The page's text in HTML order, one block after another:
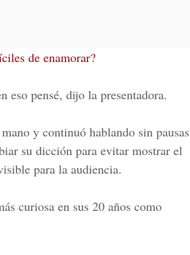
de enamorar?
eso pensé, dijo la presentadora.
y continuó hablando sin pausas
su dicción para evitar mostrar el
para la audiencia.
curiosa en sus 20 años como